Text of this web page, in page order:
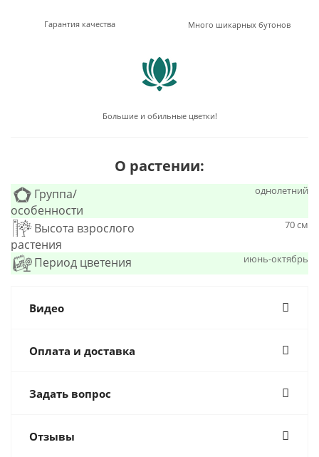
Гарантия качества Много шикарных бутонов
Большие и обильные цветки!
О растении:
Группа/
особенности
однолетний
Высота взрослого
растения
70 см
Период цветения июнь-октябрь
Видео
Оплата и доставка
Задать вопрос
Отзывы